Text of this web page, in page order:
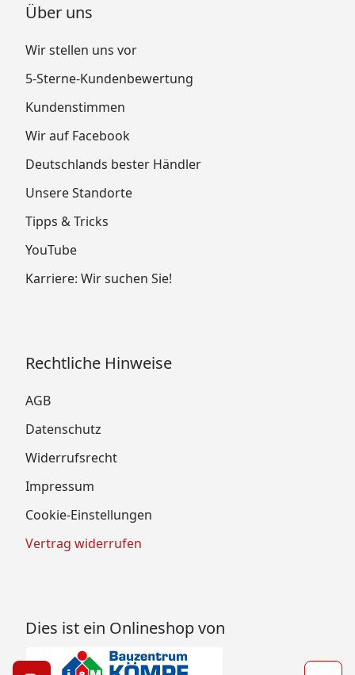
Über uns
Wir stellen uns vor
5-Sterne-Kundenbewertung
Kundenstimmen
Wir auf Facebook
Deutschlands bester Händler
Unsere Standorte
Tipps & Tricks
YouTube
Karriere: Wir suchen Sie!
Rechtliche Hinweise
AGB
Datenschutz
Widerrufsrecht
Impressum
Cookie-Einstellungen
Vertrag widerrufen
Dies ist ein Onlineshop von